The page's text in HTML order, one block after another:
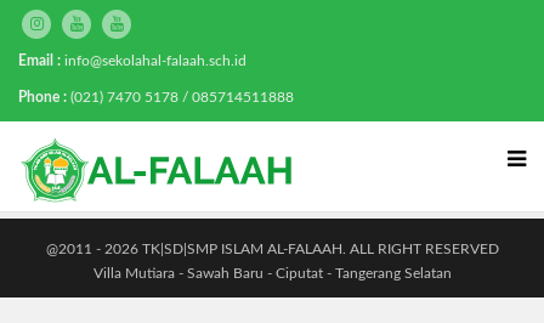
Email : info@sekolahal-falaah.sch.id
Phone : (021) 7470 5178 / 085714511888
@2011 - 2026 TK|SD|SMP ISLAM AL-FALAAH. ALL RIGHT RESERVED
Villa Mutiara - Sawah Baru - Ciputat - Tangerang Selatan